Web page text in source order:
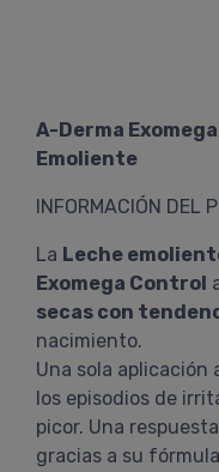
A-Derma
Emoliente
INFORMACIÓN DEL
La Leche
Exomega Control
secas con
nacimiento.
Una sola aplicación
los episodios de
picor. Una
gracias a su